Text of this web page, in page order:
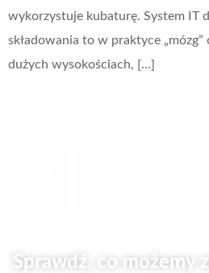
wykorzystuje kubaturę. System IT
składowania to w praktyce „mózg”
dużych wysokościach, […]
Sprawdź, co możemy